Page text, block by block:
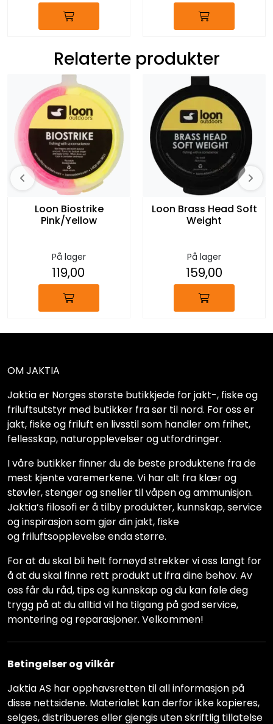
Relaterte produkter
Loon Biostrike
Pink/Yellow
På lager
119,00
Loon Brass Head Soft
Weight
På lager
159,00
OM JAKTIA
Jaktia er Norges største butikkjede for jakt-, fiske og
friluftsutstyr med butikker fra sør til nord. For oss er
jakt, fiske og friluft en livsstil som handler om frihet,
fellesskap, naturopplevelser og utfordringer.
I våre butikker finner du de beste produktene fra de
mest kjente varemerkene. Vi har alt fra klær og
støvler, stenger og sneller til våpen og ammunisjon.
Jaktia’s filosofi er å tilby produkter, kunnskap, service
og inspirasjon som gjør din jakt, fiske
og friluftsopplevelse enda større.
For at du skal bli helt fornøyd strekker vi oss langt for
å at du skal finne rett produkt ut ifra dine behov. Av
oss får du råd, tips og kunnskap og du kan føle deg
trygg på at du alltid vil ha tilgang på god service,
montering og reparasjoner. Velkommen!
Betingelser og vilkår
Jaktia AS har opphavsretten til all informasjon på
disse nettsidene. Materialet kan derfor ikke kopieres,
selges, distribueres eller gjengis uten skriftlig tillatelse